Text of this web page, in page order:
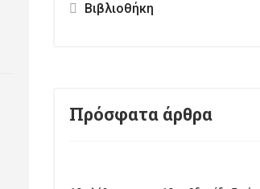
Βιβλιοθήκη
Πρόσφατα άρθρα